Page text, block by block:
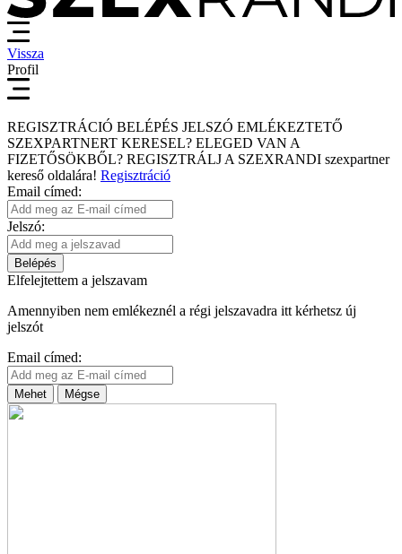
Vissza
Profil
REGISZTRÁCIÓ BELÉPÉS JELSZÓ EMLÉKEZTETŐ
SZEXPARTNERT KERESEL? ELEGED VAN A
FIZETŐSÖKBŐL? REGISZTRÁLJ A SZEXRANDI szexpartner
kereső oldalára! Regisztráció
Email címed:
Jelszó:
Belépés
Elfelejtettem a jelszavam
Amennyiben nem emlékeznél a régi jelszavadra itt kérhetsz új
jelszót
Email címed:
Mehet Mégse